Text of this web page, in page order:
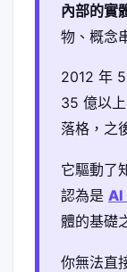
內部的實
物、概念
2012 年
35 億以
落格，之
它驅動了
認為是 AI
體的基礎
你無法直